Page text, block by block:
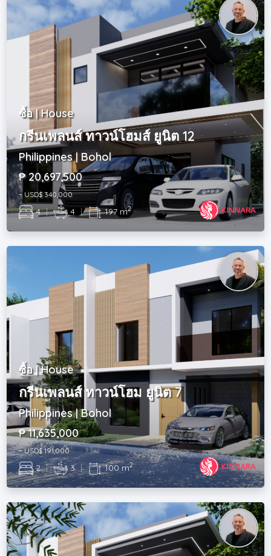
ซื้อ | House
กรีนเพลนส์ ทาวน์โฮมส์ ยูนิต 12
Philippines | Bohol
₱ 20,697,500
~ USD$ 340,000
4 | 4 | 197 m2
ซื้อ | House
กรีนเพลนส์ ทาวน์โฮม ยูนิต 7
Philippines | Bohol
₱ 11,635,000
~ USD$ 191,000
2 | 3 | 100 m2